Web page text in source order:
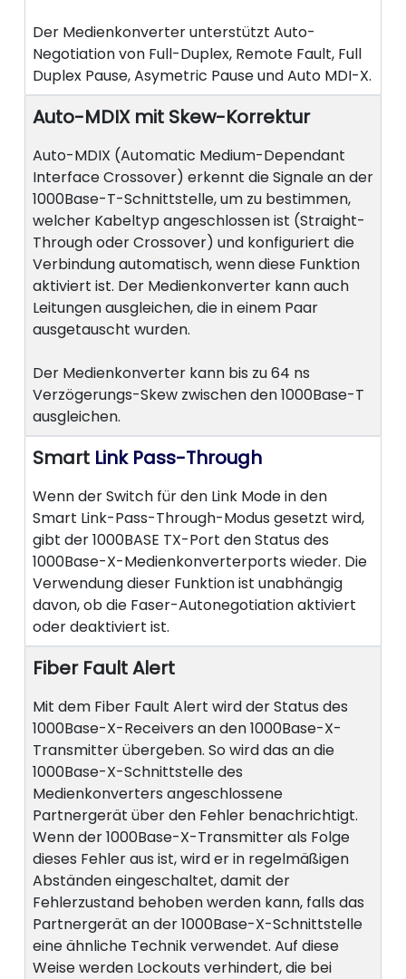
Der Medienkonverter unterstützt Auto-
Negotiation von Full-Duplex, Remote Fault, Full
Duplex Pause, Asymetric Pause und Auto MDI-X.
Auto-MDIX mit Skew-Korrektur
Auto-MDIX (Automatic Medium-Dependant
Interface Crossover) erkennt die Signale an der
1000Base-T-Schnittstelle, um zu bestimmen,
welcher Kabeltyp angeschlossen ist (Straight-
Through oder Crossover) und konfiguriert die
Verbindung automatisch, wenn diese Funktion
aktiviert ist. Der Medienkonverter kann auch
Leitungen ausgleichen, die in einem Paar
ausgetauscht wurden.
Der Medienkonverter kann bis zu 64 ns
Verzögerungs-Skew zwischen den 1000Base-T
ausgleichen.
Smart Link Pass-Through
Wenn der Switch für den Link Mode in den
Smart Link-Pass-Through-Modus gesetzt wird,
gibt der 1000BASE TX-Port den Status des
1000Base-X-Medienkonverterports wieder. Die
Verwendung dieser Funktion ist unabhängig
davon, ob die Faser-Autonegotiation aktiviert
oder deaktiviert ist.
Fiber Fault Alert
Mit dem Fiber Fault Alert wird der Status des
1000Base-X-Receivers an den 1000Base-X-
Transmitter übergeben. So wird das an die
1000Base-X-Schnittstelle des
Medienkonverters angeschlossene
Partnergerät über den Fehler benachrichtigt.
Wenn der 1000Base-X-Transmitter als Folge
dieses Fehler aus ist, wird er in regelmäßigen
Abständen eingeschaltet, damit der
Fehlerzustand behoben werden kann, falls das
Partnergerät an der 1000Base-X-Schnittstelle
eine ähnliche Technik verwendet. Auf diese
Weise werden Lockouts verhindert, die bei